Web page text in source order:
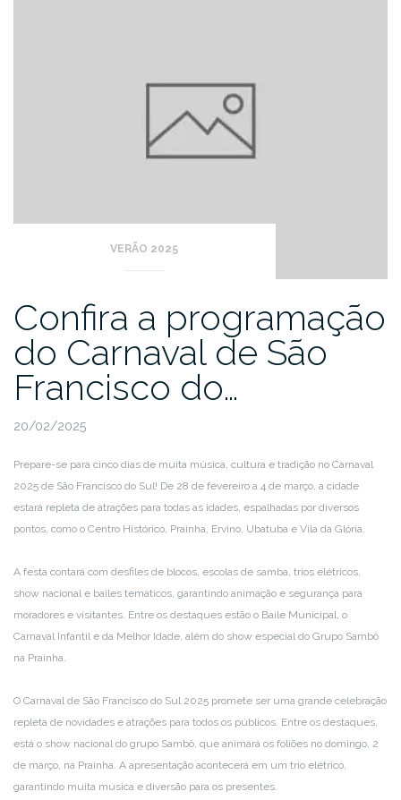
VERÃO 2025
Confira a programação
do Carnaval de São
Francisco do…
20/02/2025
Prepare-se para cinco dias de muita música, cultura e tradição no Carnaval
2025 de São Francisco do Sul! De 28 de fevereiro a 4 de março, a cidade
estará repleta de atrações para todas as idades, espalhadas por diversos
pontos, como o Centro Histórico, Prainha, Ervino, Ubatuba e Vila da Glória.
A festa contará com desfiles de blocos, escolas de samba, trios elétricos,
show nacional e bailes temáticos, garantindo animação e segurança para
moradores e visitantes. Entre os destaques estão o Baile Municipal, o
Carnaval Infantil e da Melhor Idade, além do show especial do Grupo Sambô
na Prainha.
O Carnaval de São Francisco do Sul 2025 promete ser uma grande celebração
repleta de novidades e atrações para todos os públicos. Entre os destaques,
está o show nacional do grupo Sambô, que animará os foliões no domingo, 2
de março, na Prainha. A apresentação acontecerá em um trio elétrico,
garantindo muita música e diversão para os presentes.